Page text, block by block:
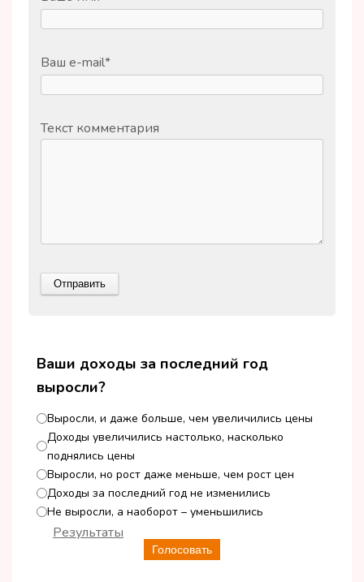
Ваш e-mail*
Текст комментария
Ваши доходы за последний год
выросли?
Выросли, и даже больше, чем увеличились цены
Доходы увеличились настолько, насколько
поднялись цены
Выросли, но рост даже меньше, чем рост цен
Доходы за последний год не изменились
Не выросли, а наоборот – уменьшились
Голосовать
Результаты